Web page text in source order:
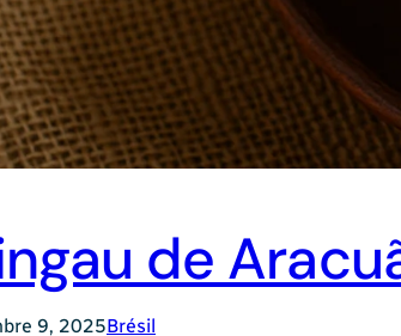
de
9, 2025Brésil